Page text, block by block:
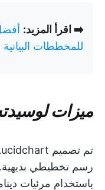
➡️ اقرأ المزيد:
للمخططات البيانية
ميزات
رسم تخطيطي بديهية.
باستخدام مرئيات